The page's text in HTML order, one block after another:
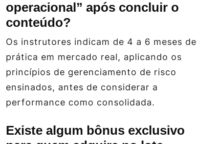
operacional” após concluir o
conteúdo?
Os instrutores indicam de 4 a 6 meses de
prática em mercado real, aplicando os
princípios de gerenciamento de risco
ensinados, antes de considerar a
performance como consolidada.
Existe algum bônus exclusivo